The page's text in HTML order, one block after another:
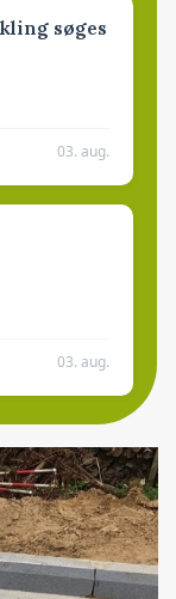
søges
03. aug.
03. aug.